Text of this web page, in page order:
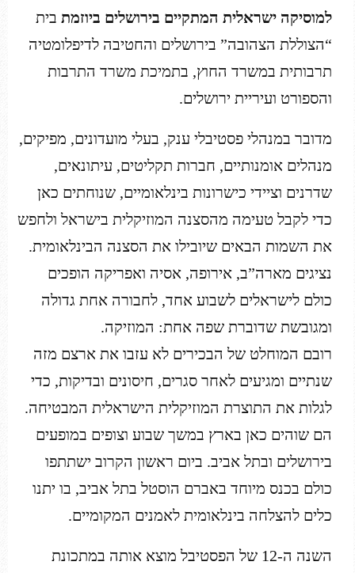
למוסיקה ישראלית המתקיים בירושלים ביוזמת בית
“הצוללת הצהובה” בירושלים והחטיבה לדיפלומטיה
תרבותית במשרד החוץ, בתמיכת משרד התרבות
והספורט ועיריית ירושלים.
מדובר במנהלי פסטיבלי ענק, בעלי מועדונים, מפיקים,
מנהלים אומנותיים, חברות תקליטים, עיתונאים,
שדרנים וציידי כישרונות בינלאומיים, שנוחתים כאן
כדי לקבל טעימה מהסצנה המוזיקלית בישראל ולחפש
את השמות הבאים שיובילו את הסצנה הבינלאומית.
נציגים מארה”ב, אירופה, אסיה ואפריקה הופכים
כולם לישראלים לשבוע אחד, לחבורה אחת גדולה
ומגובשת שדוברת שפה אחת: המוזיקה.
רובם המוחלט של הבכירים לא עזבו את ארצם מזה
שנתיים ומגיעים לאחר סגרים, חיסונים ובדיקות, כדי
לגלות את התוצרת המוזיקלית הישראלית המבטיחה.
הם שוהים כאן בארץ במשך שבוע וצופים במופעים
בירושלים ובתל אביב. ביום ראשון הקרוב ישתתפו
כולם בכנס מיוחד באברם הוסטל בתל אביב, בו יתנו
כלים להצלחה בינלאומית לאמנים המקומיים.
השנה ה-12 של הפסטיבל מוצא אותה במתכונת